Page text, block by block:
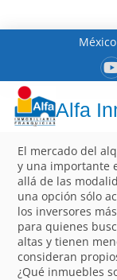
México
Alfa
El mercado del
y una importante
allá de las
una opción sólo
los inversores
para quienes
altas y tienen
consideran
¿Qué inmuebles